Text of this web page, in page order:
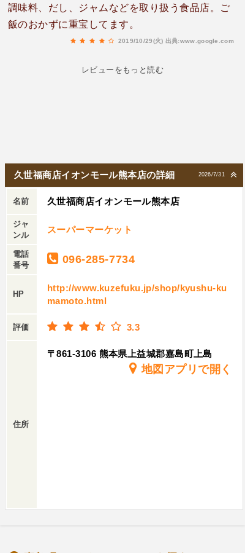
調味料、だし、ジャムなどを取り扱う食品店。ご
飯のおかずに重宝してます。
2019/10/29(火) 出典:www.google.com
レビューをもっと読む
2026/7/31
久世福商店イオンモール熊本店の詳細
名前 久世福商店イオンモール熊本店
ジャ
ンル
スーパーマーケット
電話
番号
096-285-7734
HP
http://www.kuzefuku.jp/shop/kyushu-ku
mamoto.html
評価 3.3
住所
〒861-3106 熊本県上益城郡嘉島町上島
地図アプリで開く